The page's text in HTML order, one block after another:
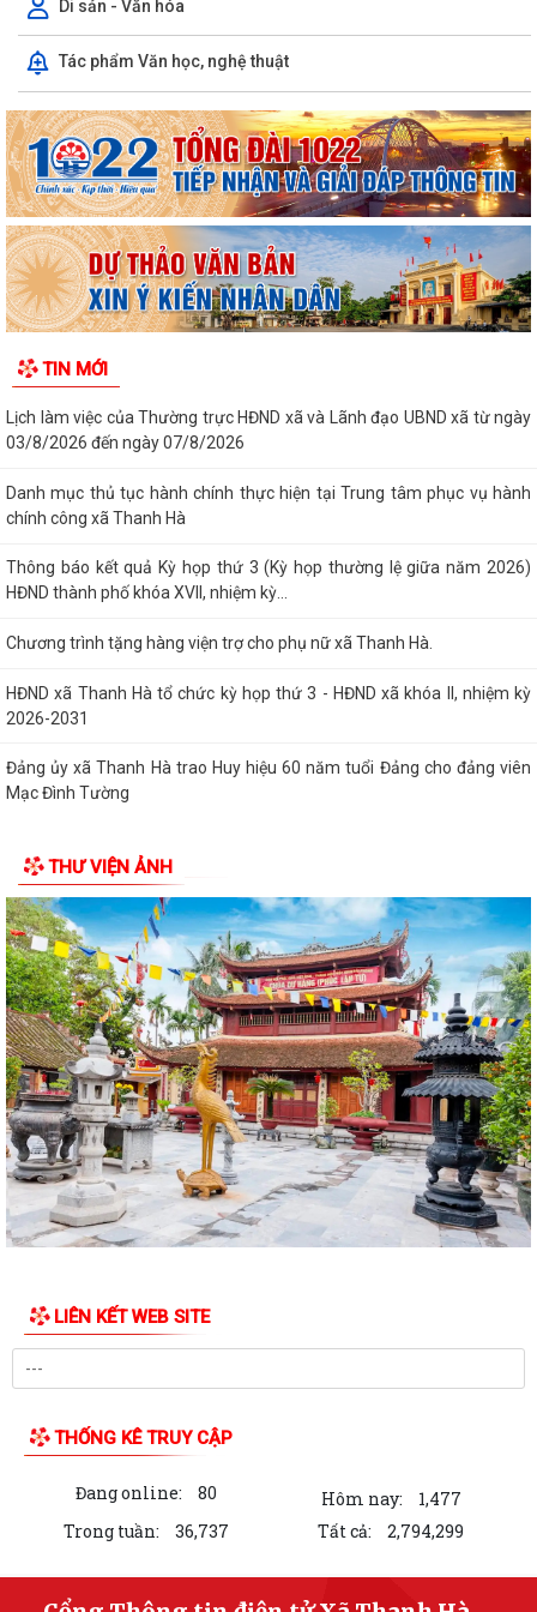
Di sản - Văn hóa
Tác phẩm Văn học, nghệ thuật
TIN MỚI
hành chính
Lịch làm việc của Thường trực HĐND xã và Lãnh đạo UBND xã từ ngày
03/8/2026 đến ngày 07/8/2026
Danh mục thủ tục hành chính thực hiện tại Trung tâm phục vụ hành
chính công xã Thanh Hà
Thông báo kết quả Kỳ họp thứ 3 (Kỳ họp thường lệ giữa năm 2026)
HĐND thành phố khóa XVII, nhiệm kỳ...
Chương trình tặng hàng viện trợ cho phụ nữ xã Thanh Hà.
2026-2031
Đảng ủy xã Thanh Hà trao Huy hiệu 60 năm tuổi Đảng cho đảng viên
Mạc Đình Tường
Khai mạc Lớp bồi dưỡng nghiệp vụ công tác Hội Chữ thập đỏ cho cán
bộ Hội cơ sở
Quy định mới về 19 điều đảng viên không được làm
thôn, tổ dân phố nghỉ...
Công an xã Thanh Hà xử phạt vi phạm hành chính 110 triệu đồng đối
với 7 cơ sở kinh doanh có điều...
Hội nghị toàn quốc nghiên cứu, học tập, quán triệt và triển khai thực
hiện Nghị quyết Hội nghị lần...
Hà họp phiên thường kỳ Quý II...
Khai mạc Lớp bồi dưỡng cập nhật kiến thức cho cán bộ Hội Liên hiệp
Phụ nữ cơ sở năm 2026
Công an thành phố Hải Phòng khai giảng lớp bồi dưỡng nghiệp vụ cho
lực lượng tham gia bảo vệ an...
Lịch làm việc của Thường trực HĐND xã và Lãnh đạo UBND xã từ ngày
27/7/2026 đến ngày 31/7/2026
Thanh Hà tổ chức Lễ thắp nến tri ân các Anh hùng Liệt sĩ.
Ủy ban MTTQ Việt Nam xã Thanh Hà trao tặng di ảnh phục dựng và
quà tri ân các gia đình liệt sĩ
Thanh Hà gặp mặt cán bộ, công chức là con thương binh, bệnh binh
nhân kỷ niệm 79 năm Ngày Thương...
Xã Thanh Hà đẩy mạnh CCHC gắn với chuyển đổi số, nâng cao chất
sông trên địa bàn
Ban Chỉ huy Quân sự xã thăm, tặng quà 5 gia đình người có công tiêu
THƯ VIỆN ẢNH
LIÊN KẾT WEB SITE
THỐNG KÊ TRUY CẬP
Đang online: 80 Hôm nay:
1,477
Trong tuần:
36,737 Tất cả: 2,794,299